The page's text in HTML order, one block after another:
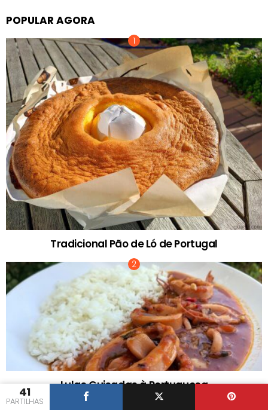
41
PARTILHAS
POPULAR AGORA
Tradicional Pão de Ló de Portugal
Lulas Guisadas à Portuguesa